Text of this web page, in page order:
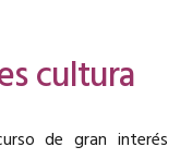
cultura
de gran interés